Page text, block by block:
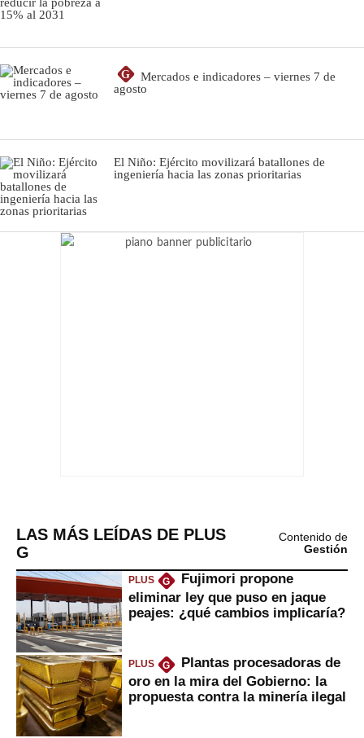
G
Mercados e indicadores – viernes 7 de
agosto
El Niño: Ejército movilizará batallones de
ingeniería hacia las zonas prioritarias
LAS MÁS LEÍDAS DE PLUS
G
Contenido de
Gestión
PLUS G
Fujimori propone
eliminar ley que puso en jaque
peajes: ¿qué cambios implicaría?
PLUS G
Plantas procesadoras de
oro en la mira del Gobierno: la
propuesta contra la minería ilegal